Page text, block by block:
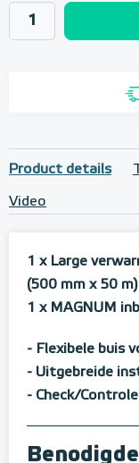
Product details
Video
1 x Large
(500 mm x 50 m)
1 x MAGNUM
- Flexibele buis
- Uitgebreide
- Check/